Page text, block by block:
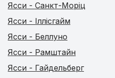
Ясси - Санкт-Моріц
Ясси - Іллісгайм
Ясси - Беллуно
Ясси - Рамштайн
Ясси - Гайдельберг